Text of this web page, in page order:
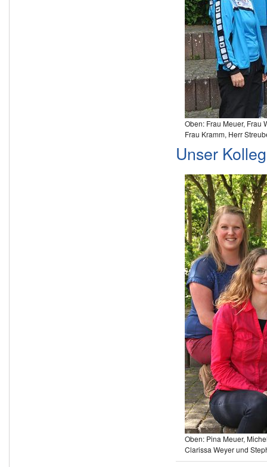
Oben: Frau Meuer, Frau
Frau Kramm, Herr
Unser
Oben: Pina Meuer,
Clarissa Weyer und